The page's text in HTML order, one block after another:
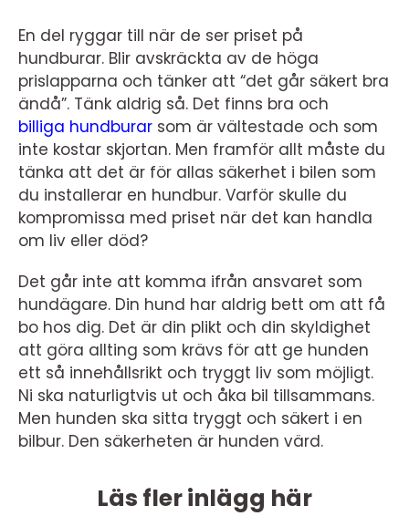
En del ryggar till när de ser priset på
hundburar. Blir avskräckta av de höga
prislapparna och tänker att “det går säkert bra
ändå”. Tänk aldrig så. Det finns bra och
billiga hundburar som är vältestade och som
inte kostar skjortan. Men framför allt måste du
tänka att det är för allas säkerhet i bilen som
du installerar en hundbur. Varför skulle du
kompromissa med priset när det kan handla
om liv eller död?
Det går inte att komma ifrån ansvaret som
hundägare. Din hund har aldrig bett om att få
bo hos dig. Det är din plikt och din skyldighet
att göra allting som krävs för att ge hunden
ett så innehållsrikt och tryggt liv som möjligt.
Ni ska naturligtvis ut och åka bil tillsammans.
Men hunden ska sitta tryggt och säkert i en
bilbur. Den säkerheten är hunden värd.
Läs fler inlägg här